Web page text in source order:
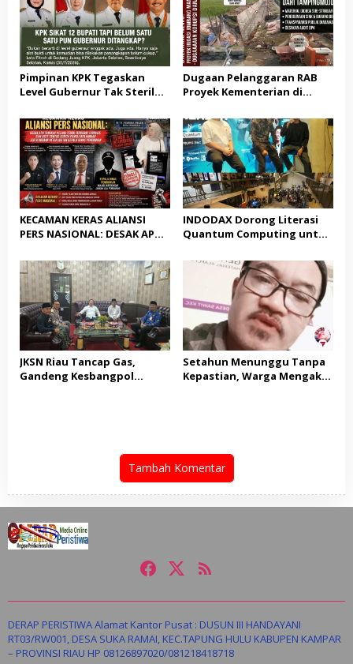
Pimpinan KPK Tegaskan
Level Gubernur Tak Steril
Cukup, Bukan Dilindungi
Dugaan Pelanggaran RAB
Proyek Kementerian di
Nasionaldetik.com Desak
Tindakan Tegas
KECAMAN KERAS ALIANSI
PERS NASIONAL: DESAK APH
TERHADAP JURNALIS DAN
USUT TUNTAS GURITA
PUNGLI BERJAMAAH SERTA
DUGAAN KETERLIBATAN
KEPALA DINAS PENDIDIKAN
INDODAX Dorong Literasi
Quantum Computing untuk
Blockchain
JKSN Riau Tancap Gas,
Gandeng Kesbangpol
Setahun Menunggu Tanpa
Kepastian, Warga Mengaku
Tambah Komentar
DERAP PERISTIWA Alamat Kantor Pusat : DUSUN III HANDAYANI
RT03/RW001, DESA SUKA RAMAI, KEC.TAPUNG HULU KABUPEN KAMPAR
– PROVINSI RIAU HP 08126897020/081218418718